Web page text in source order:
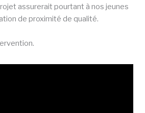
assurerait pourtant à nos jeunes
de proximité de qualité.